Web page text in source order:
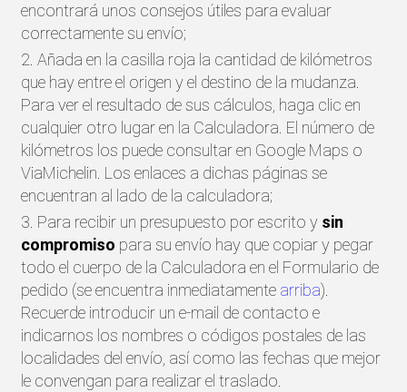
encontrará unos consejos útiles para evaluar
correctamente su envío;
2. Añada en la casilla roja la cantidad de kilómetros
que hay entre el origen y el destino de la mudanza.
Para ver el resultado de sus cálculos, haga clic en
cualquier otro lugar en la Calculadora. El número de
kilómetros los puede consultar en Google Maps o
ViaMichelin. Los enlaces a dichas páginas se
encuentran al lado de la calculadora;
3. Para recibir un presupuesto por escrito y sin
compromiso para su envío hay que copiar y pegar
todo el cuerpo de la Calculadora en el Formulario de
pedido (se encuentra inmediatamente arriba).
Recuerde introducir un e-mail de contacto e
indicarnos los nombres o códigos postales de las
localidades del envío, así como las fechas que mejor
le convengan para realizar el traslado.